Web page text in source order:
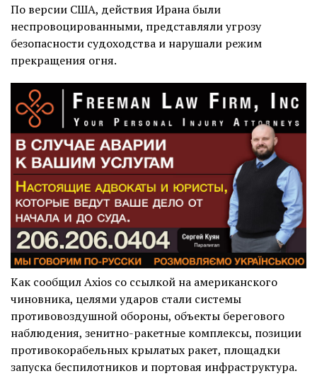
По версии США, действия Ирана были
неспровоцированными, представляли угрозу
безопасности судоходства и нарушали режим
прекращения огня.
Как сообщил Axios со ссылкой на американского
чиновника, целями ударов стали системы
противовоздушной обороны, объекты берегового
наблюдения, зенитно-ракетные комплексы, позиции
противокорабельных крылатых ракет, площадки
запуска беспилотников и портовая инфраструктура.